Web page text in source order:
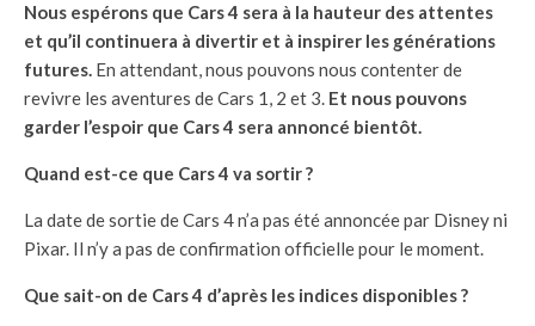
Nous espérons que Cars 4 sera à la hauteur des attentes
et qu’il continuera à divertir et à inspirer les générations
futures. En attendant, nous pouvons nous contenter de
revivre les aventures de Cars 1, 2 et 3. Et nous pouvons
garder l’espoir que Cars 4 sera annoncé bientôt.
Quand est-ce que Cars 4 va sortir ?
La date de sortie de Cars 4 n’a pas été annoncée par Disney ni
Pixar. Il n’y a pas de confirmation officielle pour le moment.
Que sait-on de Cars 4 d’après les indices disponibles ?